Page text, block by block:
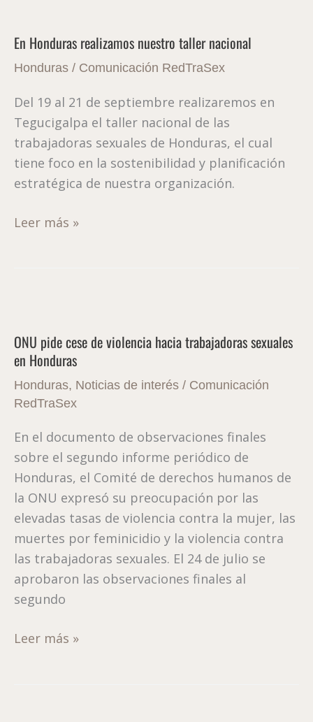
En Honduras realizamos nuestro taller nacional
Honduras / Comunicación RedTraSex
Del 19 al 21 de septiembre realizaremos en
Tegucigalpa el taller nacional de las
trabajadoras sexuales de Honduras, el cual
tiene foco en la sostenibilidad y planificación
estratégica de nuestra organización.
realizamos
nuestro
nacional
Leer más »
ONU pide cese de violencia hacia trabajadoras sexuales
en Honduras
Honduras, Noticias de interés / Comunicación
RedTraSex
En el documento de observaciones finales
sobre el segundo informe periódico de
Honduras, el Comité de derechos humanos de
la ONU expresó su preocupación por las
elevadas tasas de violencia contra la mujer, las
muertes por feminicidio y la violencia contra
las trabajadoras sexuales. El 24 de julio se
aprobaron las observaciones finales al
segundo
cese
de
violencia
hacia
sexuales
en
Honduras
Leer más »